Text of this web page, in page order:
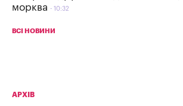
морква
10:32
ВСІ НОВИНИ
АРХІВ